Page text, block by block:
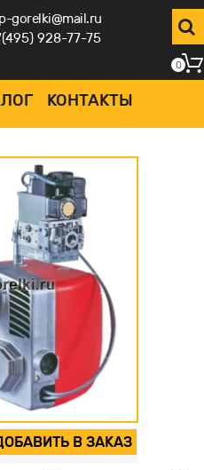
gorelki@mail.ru
928-77-75
КОНТАКТЫ
0
В ЗАКАЗ